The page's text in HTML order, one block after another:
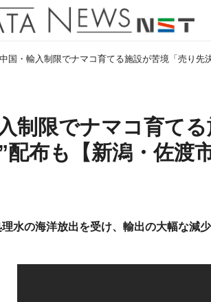
中国・輸入制限でナマコ育てる施設が苦境「売り先
制限でナマコ育て
布も【新潟・佐渡市
水の海洋放出を受け、輸出の大幅な減